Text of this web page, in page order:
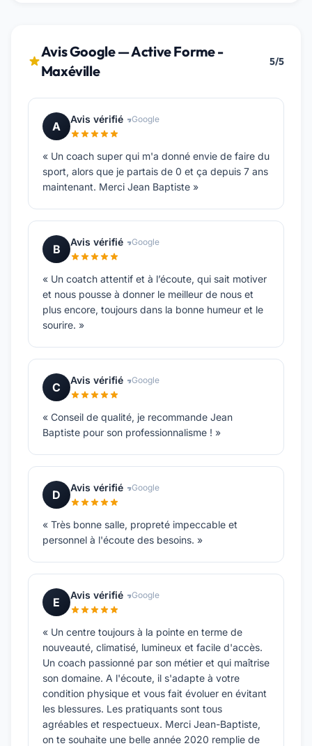
Avis Google — Active Forme -
Maxéville
5/5
A
Avis vérifié Google
« Un coach super qui m'a donné envie de faire du
sport, alors que je partais de 0 et ça depuis 7 ans
maintenant. Merci Jean Baptiste »
B
Avis vérifié Google
« Un coatch attentif et à l’écoute, qui sait motiver
et nous pousse à donner le meilleur de nous et
plus encore, toujours dans la bonne humeur et le
sourire. »
C
Avis vérifié Google
« Conseil de qualité, je recommande Jean
Baptiste pour son professionnalisme ! »
D
Avis vérifié Google
« Très bonne salle, propreté impeccable et
personnel à l'écoute des besoins. »
E
Avis vérifié Google
« Un centre toujours à la pointe en terme de
nouveauté, climatisé, lumineux et facile d'accès.
Un coach passionné par son métier et qui maîtrise
son domaine. A l'écoute, il s'adapte à votre
condition physique et vous fait évoluer en évitant
les blessures. Les pratiquants sont tous
agréables et respectueux. Merci Jean-Baptiste,
on te souhaite une belle année 2020 remplie de